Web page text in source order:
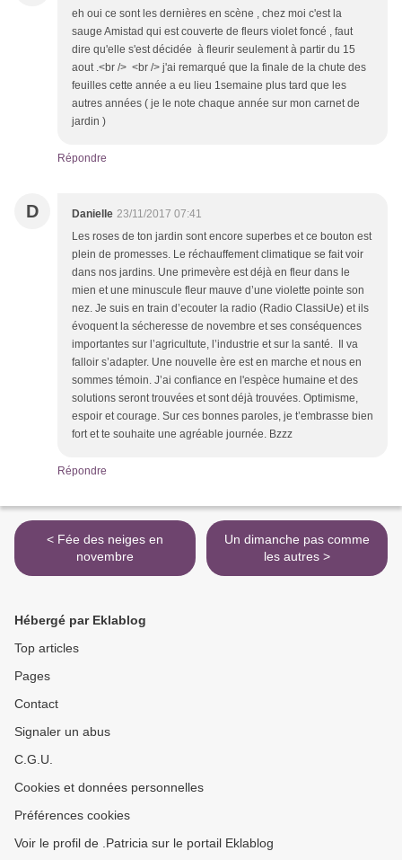
eh oui ce sont les dernières en scène , chez moi c'est la
sauge Amistad qui est couverte de fleurs violet foncé , faut
dire qu'elle s'est décidée à fleurir seulement à partir du 15
aout .<br /> <br /> j'ai remarqué que la finale de la chute des
feuilles cette année a eu lieu 1semaine plus tard que les
autres années ( je le note chaque année sur mon carnet de
jardin )
Répondre
D Danielle 23/11/2017 07:41
Les roses de ton jardin sont encore superbes et ce bouton est
plein de promesses. Le réchauffement climatique se fait voir
dans nos jardins. Une primevère est déjà en fleur dans le
mien et une minuscule fleur mauve d’une violette pointe son
nez. Je suis en train d’ecouter la radio (Radio ClassiUe) et ils
évoquent la sécheresse de novembre et ses conséquences
importantes sur l’agricultute, l’industrie et sur la santé. Il va
falloir s’adapter. Une nouvelle ère est en marche et nous en
sommes témoin. J’ai confiance en l'espèce humaine et des
solutions seront trouvées et sont déjà trouvées. Optimisme,
espoir et courage. Sur ces bonnes paroles, je t’embrasse bien
fort et te souhaite une agréable journée. Bzzz
Répondre
< Fée des neiges en
novembre
Un dimanche pas comme
les autres >
Hébergé par Eklablog
Top articles
Pages
Contact
Signaler un abus
C.G.U.
Cookies et données personnelles
Préférences cookies
Voir le profil de .Patricia sur le portail Eklablog